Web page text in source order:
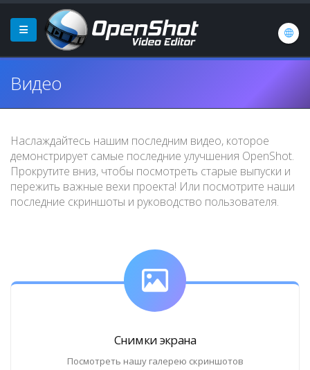
Видео
Наслаждайтесь нашим последним видео, которое
демонстрирует самые последние улучшения OpenShot.
Прокрутите вниз, чтобы посмотреть старые выпуски и
пережить важные вехи проекта! Или посмотрите наши
последние скриншоты и руководство пользователя.
Снимки экрана
Посмотреть нашу галерею скриншотов